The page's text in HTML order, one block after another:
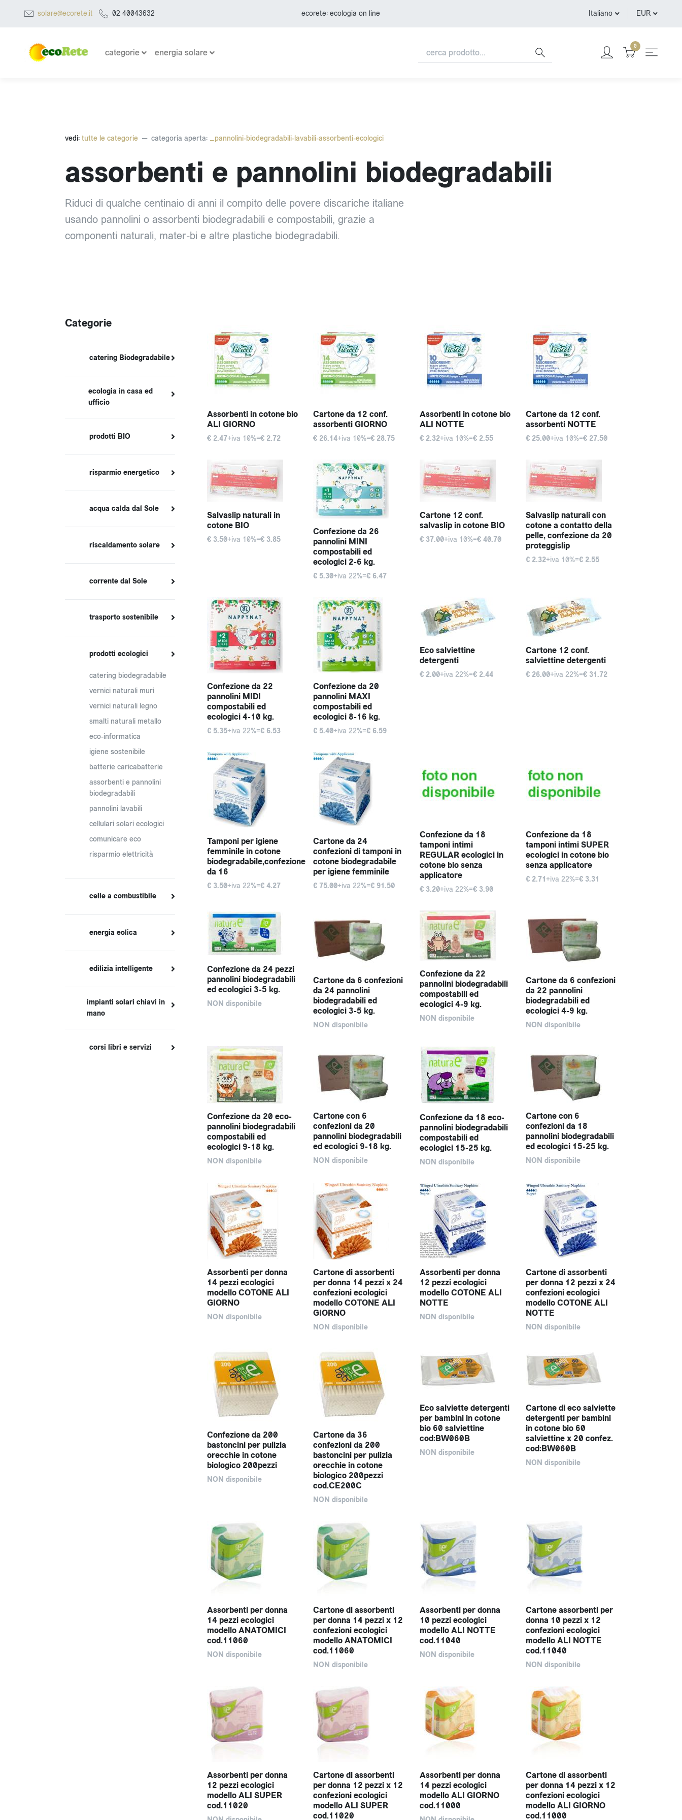
solare@ecorete.it 02 40043632 ecorete: ecologia on line Italiano EUR
categorie energia solare
0
vedi: tutte le categorie categoria aperta: _pannolini-biodegradabili-lavabili-assorbenti-ecologici
assorbenti e pannolini biodegradabili
Riduci di qualche centinaio di anni il compito delle povere discariche italiane
usando pannolini o assorbenti biodegradabili e compostabili, grazie a
componenti naturali, mater-bi e altre plastiche biodegradabili.
Assorbenti in cotone bio
ALI GIORNO
€ 2.47+iva 10%=€ 2.72
Cartone da 12 conf.
assorbenti GIORNO
€ 26.14+iva 10%=€ 28.75
Assorbenti in cotone bio
ALI NOTTE
€ 2.32+iva 10%=€ 2.55
Cartone da 12 conf.
assorbenti NOTTE
€ 25.00+iva 10%=€ 27.50
Salvaslip naturali in
cotone BIO
€ 3.50+iva 10%=€ 3.85
Confezione da 26
pannolini MINI
compostabili ed
ecologici 2-6 kg.
€ 5.30+iva 22%=€ 6.47
Cartone 12 conf.
salvaslip in cotone BIO
€ 37.00+iva 10%=€ 40.70
Salvaslip naturali con
cotone a contatto della
pelle, confezione da 20
proteggislip
€ 2.32+iva 10%=€ 2.55
Confezione da 22
pannolini MIDI
compostabili ed
ecologici 4-10 kg.
€ 5.35+iva 22%=€ 6.53
Confezione da 20
pannolini MAXI
compostabili ed
ecologici 8-16 kg.
€ 5.40+iva 22%=€ 6.59
Eco salviettine
detergenti
€ 2.00+iva 22%=€ 2.44
Cartone 12 conf.
salviettine detergenti
€ 26.00+iva 22%=€ 31.72
Tamponi per igiene
femminile in cotone
biodegradabile,confezione
da 16
€ 3.50+iva 22%=€ 4.27
Cartone da 24
confezioni di tamponi in
cotone biodegradabile
per igiene femminile
€ 75.00+iva 22%=€ 91.50
Confezione da 18
tamponi intimi
REGULAR ecologici in
cotone bio senza
applicatore
€ 3.20+iva 22%=€ 3.90
Confezione da 18
tamponi intimi SUPER
ecologici in cotone bio
senza applicatore
€ 2.71+iva 22%=€ 3.31
Confezione da 24 pezzi
pannolini biodegradabili
ed ecologici 3-5 kg.
NON disponibile
Cartone da 6 confezioni
da 24 pannolini
biodegradabili ed
ecologici 3-5 kg.
NON disponibile
Confezione da 22
pannolini biodegradabili
compostabili ed
ecologici 4-9 kg.
NON disponibile
Cartone da 6 confezioni
da 22 pannolini
biodegradabili ed
ecologici 4-9 kg.
NON disponibile
Confezione da 20 eco-
pannolini biodegradabili
compostabili ed
ecologici 9-18 kg.
NON disponibile
Cartone con 6
confezioni da 20
pannolini biodegradabili
ed ecologici 9-18 kg.
NON disponibile
Confezione da 18 eco-
pannolini biodegradabili
compostabili ed
ecologici 15-25 kg.
NON disponibile
Cartone con 6
confezioni da 18
pannolini biodegradabili
ed ecologici 15-25 kg.
NON disponibile
Assorbenti per donna
14 pezzi ecologici
modello COTONE ALI
GIORNO
NON disponibile
Cartone di assorbenti
per donna 14 pezzi x 24
confezioni ecologici
modello COTONE ALI
GIORNO
NON disponibile
Assorbenti per donna
12 pezzi ecologici
modello COTONE ALI
NOTTE
NON disponibile
Cartone di assorbenti
per donna 12 pezzi x 24
confezioni ecologici
modello COTONE ALI
NOTTE
NON disponibile
Confezione da 200
bastoncini per pulizia
orecchie in cotone
biologico 200pezzi
NON disponibile
Cartone da 36
confezioni da 200
bastoncini per pulizia
orecchie in cotone
biologico 200pezzi
cod.CE200C
NON disponibile
Eco salviette detergenti
per bambini in cotone
bio 60 salviettine
cod:BW060B
NON disponibile
Cartone di eco salviette
detergenti per bambini
in cotone bio 60
salviettine x 20 confez.
cod:BW060B
NON disponibile
Assorbenti per donna
14 pezzi ecologici
modello ANATOMICI
cod.11060
NON disponibile
Cartone di assorbenti
per donna 14 pezzi x 12
confezioni ecologici
modello ANATOMICI
cod.11060
NON disponibile
Assorbenti per donna
10 pezzi ecologici
modello ALI NOTTE
cod.11040
NON disponibile
Cartone assorbenti per
donna 10 pezzi x 12
confezioni ecologici
modello ALI NOTTE
cod.11040
NON disponibile
Assorbenti per donna
12 pezzi ecologici
modello ALI SUPER
cod.11020
Cartone di assorbenti
per donna 12 pezzi x 12
confezioni ecologici
modello ALI SUPER
cod.11020
Assorbenti per donna
14 pezzi ecologici
modello ALI GIORNO
cod.11000
Cartone di assorbenti
per donna 14 pezzi x 12
confezioni ecologici
modello ALI GIORNO
cod.11000
Categorie
catering Biodegradabile
ecologia in casa ed
ufficio
prodotti BIO
risparmio energetico
acqua calda dal Sole
riscaldamento solare
corrente dal Sole
trasporto sostenibile
prodotti ecologici
catering biodegradabile
vernici naturali muri
vernici naturali legno
smalti naturali metallo
eco-informatica
igiene sostenibile
batterie caricabatterie
assorbenti e pannolini
biodegradabili
pannolini lavabili
cellulari solari ecologici
comunicare eco
risparmio elettricità
celle a combustibile
energia eolica
edilizia intelligente
impianti solari chiavi in
mano
corsi libri e servizi